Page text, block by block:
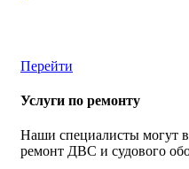
Перейти
Услуги по ремонту
Наши специалисты могут
ремонт ДВС и судового